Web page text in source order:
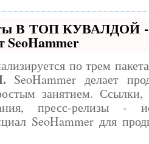
В ТОП КУВАЛДОЙ -
SeoHammer
по трем
SeoHammer делает
занятием. Ссылки,
пресс-релизы -
SeoHammer для